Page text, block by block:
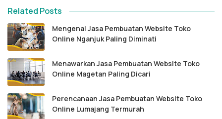
Related Posts
Mengenal Jasa Pembuatan Website Toko
Online Nganjuk Paling Diminati
Menawarkan Jasa Pembuatan Website Toko
Online Magetan Paling Dicari
Perencanaan Jasa Pembuatan Website Toko
Online Lumajang Termurah